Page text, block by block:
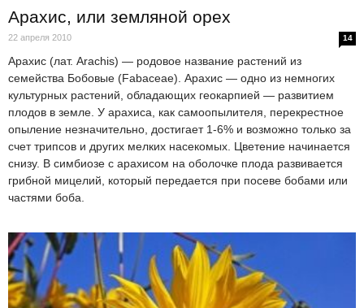
Арахис, или земляной орех
22 апреля 2010 14
Арахис (лат. Arachis) — родовое название растений из
семейства Бобовые (Fabaceae). Арахис — одно из немногих
культурных растений, обладающих геокарпией — развитием
плодов в земле. У арахиса, как самоопылителя, перекрестное
опыление незначительно, достигает 1-6% и возможно только за
счет трипсов и других мелких насекомых. Цветение начинается
снизу. В симбиозе с арахисом на оболочке плода развивается
грибной мицелий, который передается при посеве бобами или
частями боба.